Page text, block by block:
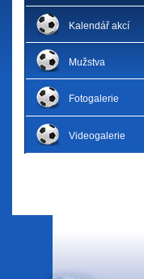
Kalendář akcí
Mužstva
Fotogalerie
Videogalerie